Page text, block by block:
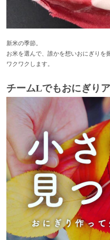
新米の季節。
お米を選んで、誰かを想いおにぎりを握
ワクワクします。
チームLでもおにぎり